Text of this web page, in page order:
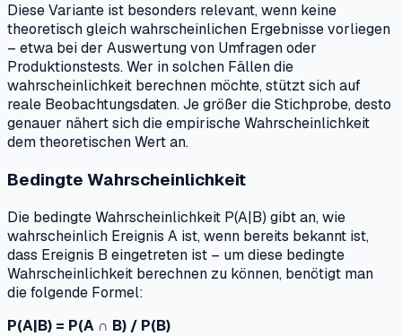
Diese Variante ist besonders relevant, wenn keine
theoretisch gleich wahrscheinlichen Ergebnisse vorliegen
– etwa bei der Auswertung von Umfragen oder
Produktionstests. Wer in solchen Fällen die
wahrscheinlichkeit berechnen möchte, stützt sich auf
reale Beobachtungsdaten. Je größer die Stichprobe, desto
genauer nähert sich die empirische Wahrscheinlichkeit
dem theoretischen Wert an.
Bedingte Wahrscheinlichkeit
Die bedingte Wahrscheinlichkeit P(A|B) gibt an, wie
wahrscheinlich Ereignis A ist, wenn bereits bekannt ist,
dass Ereignis B eingetreten ist – um diese bedingte
Wahrscheinlichkeit berechnen zu können, benötigt man
die folgende Formel:
P(A|B) = P(A ∩ B) / P(B)